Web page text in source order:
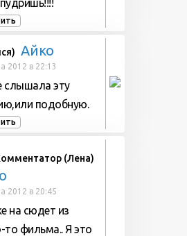
Айко
2012 в 22:13
слышала эту
подобную.
(Лена)
2012 в 20:45
на сюдет из
то фильма.. Я это